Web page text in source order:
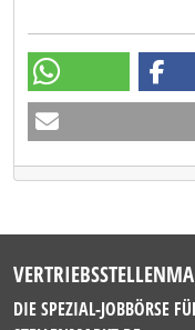
DIE SPEZIAL-JOBBÖRSE